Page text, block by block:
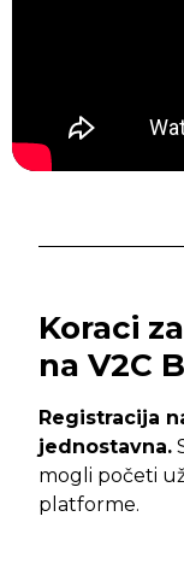
Koraci
na V2C
Registracija
jednostavna.
mogli početi
platforme.